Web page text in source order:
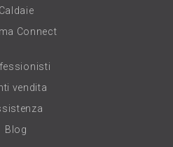
Caldaie
Connect
vendita
Blog